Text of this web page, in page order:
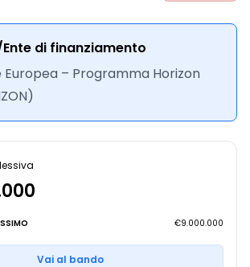
di finanziamento
Europea – Programma Horizon
€9.000.000
Vai al bando